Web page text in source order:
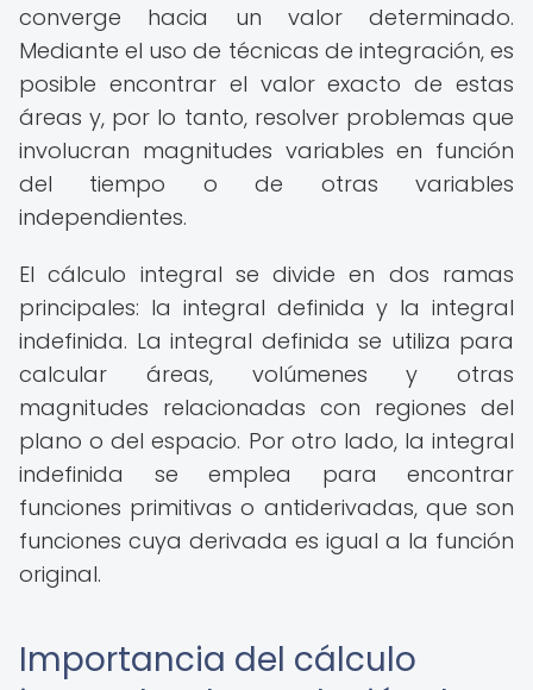
converge hacia un valor determinado.
Mediante el uso de técnicas de integración, es
posible encontrar el valor exacto de estas
áreas y, por lo tanto, resolver problemas que
involucran magnitudes variables en función
del tiempo o de otras variables
independientes.
El cálculo integral se divide en dos ramas
principales: la integral definida y la integral
indefinida. La integral definida se utiliza para
calcular áreas, volúmenes y otras
magnitudes relacionadas con regiones del
plano o del espacio. Por otro lado, la integral
indefinida se emplea para encontrar
funciones primitivas o antiderivadas, que son
funciones cuya derivada es igual a la función
original.
Importancia del cálculo